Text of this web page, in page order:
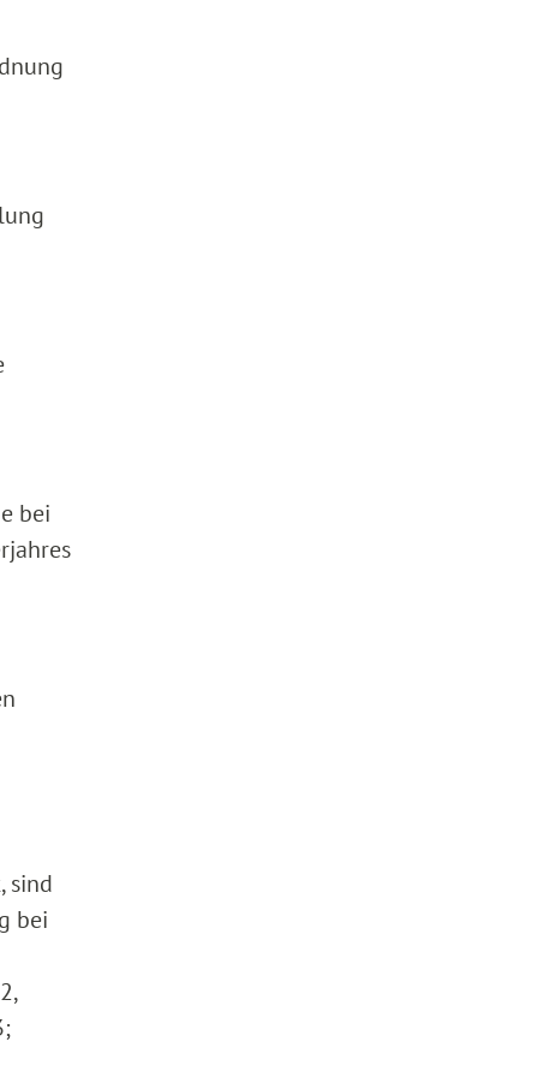
bei
sind
bei